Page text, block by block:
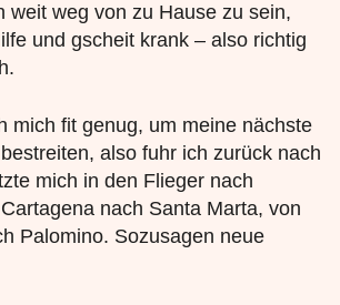
weit weg von zu Hause zu sein,
und gscheit krank – also richtig
mich fit genug, um meine nächste
also fuhr ich zurück nach
mich in den Flieger nach
nach Santa Marta, von
Palomino. Sozusagen neue